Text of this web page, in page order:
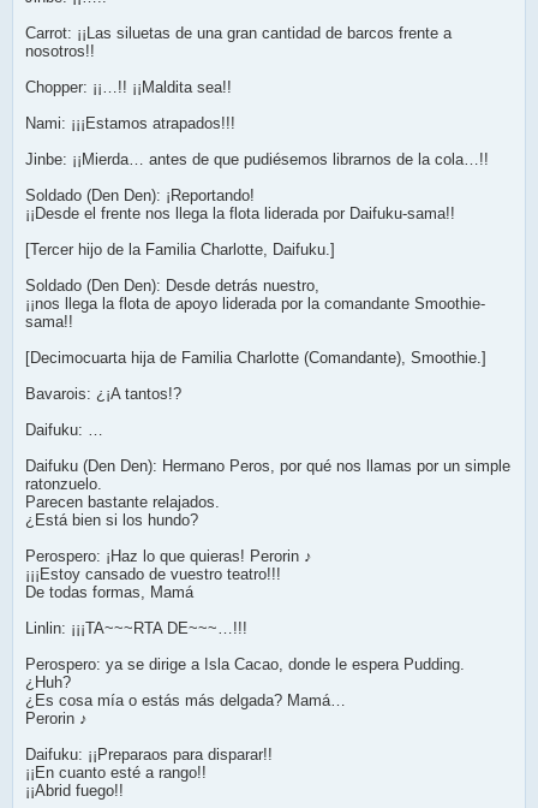
Carrot: ¡¡Las siluetas de una gran cantidad de barcos frente a
nosotros!!
Chopper: ¡¡…!! ¡¡Maldita sea!!
Nami: ¡¡¡Estamos atrapados!!!
Jinbe: ¡¡Mierda… antes de que pudiésemos librarnos de la cola…!!
Soldado (Den Den): ¡Reportando!
¡¡Desde el frente nos llega la flota liderada por Daifuku-sama!!
[Tercer hijo de la Familia Charlotte, Daifuku.]
Soldado (Den Den): Desde detrás nuestro,
¡¡nos llega la flota de apoyo liderada por la comandante Smoothie-
sama!!
[Decimocuarta hija de Familia Charlotte (Comandante), Smoothie.]
Bavarois: ¿¡A tantos!?
Daifuku: …
Daifuku (Den Den): Hermano Peros, por qué nos llamas por un simple
ratonzuelo.
Parecen bastante relajados.
¿Está bien si los hundo?
Perospero: ¡Haz lo que quieras! Perorin ♪
¡¡¡Estoy cansado de vuestro teatro!!!
De todas formas, Mamá
Linlin: ¡¡¡TA~~~RTA DE~~~…!!!
Perospero: ya se dirige a Isla Cacao, donde le espera Pudding.
¿Huh?
¿Es cosa mía o estás más delgada? Mamá…
Perorin ♪
Daifuku: ¡¡Preparaos para disparar!!
¡¡En cuanto esté a rango!!
¡¡Abrid fuego!!